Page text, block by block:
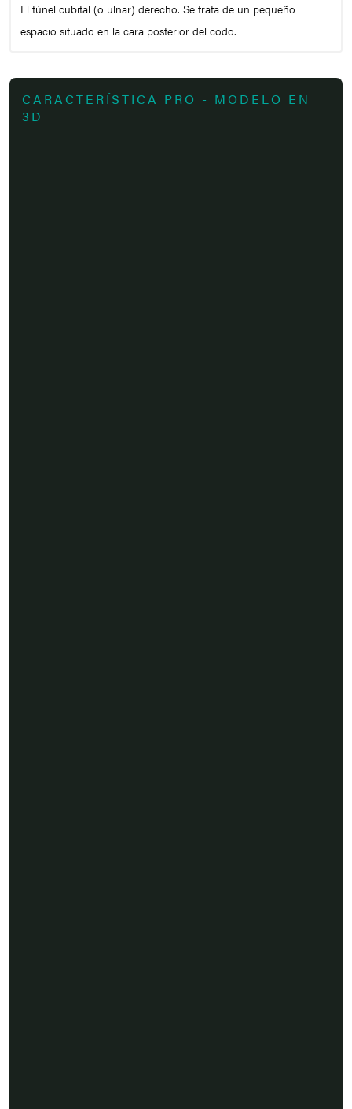
El túnel cubital (o ulnar) derecho. Se trata de un pequeño
espacio situado en la cara posterior del codo.
CARACTERÍSTICA PRO - MODELO EN
3D